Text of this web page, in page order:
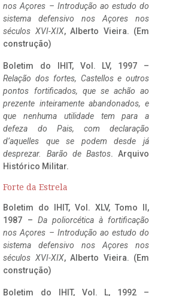
nos Açores – Introdução ao estudo do
sistema defensivo nos Açores nos
séculos XVI-XIX, Alberto Vieira. (Em
construção)
Boletim do IHIT, Vol. LV, 1997 –
Relação dos fortes, Castellos e outros
pontos fortificados, que se achão ao
prezente inteiramente abandonados, e
que nenhuma utilidade tem para a
defeza do Pais, com declaração
d’aquelles que se podem desde já
desprezar. Barão de Bastos. Arquivo
Histórico Militar.
Forte da Estrela
Boletim do IHIT, Vol. XLV, Tomo II,
1987 – Da poliorcética à fortificação
nos Açores – Introdução ao estudo do
sistema defensivo nos Açores nos
séculos XVI-XIX, Alberto Vieira. (Em
construção)
Boletim do IHIT, Vol. L, 1992 –